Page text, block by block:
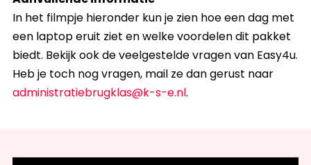
In het filmpje hieronder kun je zien hoe een dag met
een laptop eruit ziet en welke voordelen dit pakket
biedt. Bekijk ook de veelgestelde vragen van Easy4u.
Heb je toch nog vragen, mail ze dan gerust naar
administratiebrugklas@k-s-e.nl.